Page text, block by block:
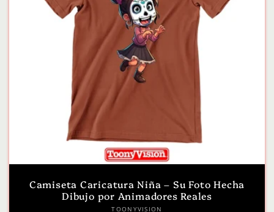
Camiseta Caricatura Niña – Su Foto Hecha
Dibujo por Animadores Reales
TOONYVISION